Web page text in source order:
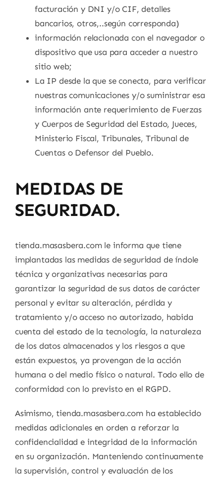
facturación y DNI y/o CIF, detalles
bancarios, otros,..según corresponda)
información relacionada con el navegador o
dispositivo que usa para acceder a nuestro
sitio web;
La IP desde la que se conecta, para verificar
nuestras comunicaciones y/o suministrar esa
información ante requerimiento de Fuerzas
y Cuerpos de Seguridad del Estado, Jueces,
Ministerio Fiscal, Tribunales, Tribunal de
Cuentas o Defensor del Pueblo.
MEDIDAS DE
SEGURIDAD.
tienda.masasbera.com le informa que tiene
implantadas las medidas de seguridad de índole
técnica y organizativas necesarias para
garantizar la seguridad de sus datos de carácter
personal y evitar su alteración, pérdida y
tratamiento y/o acceso no autorizado, habida
cuenta del estado de la tecnología, la naturaleza
de los datos almacenados y los riesgos a que
están expuestos, ya provengan de la acción
humana o del medio físico o natural. Todo ello de
conformidad con lo previsto en el RGPD.
Asimismo, tienda.masasbera.com ha establecido
medidas adicionales en orden a reforzar la
confidencialidad e integridad de la información
en su organización. Manteniendo continuamente
la supervisión, control y evaluación de los